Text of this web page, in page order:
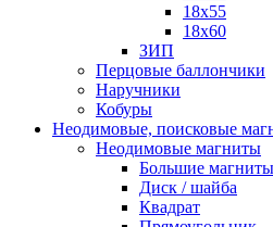
18х55
18х60
ЗИП
Перцовые баллончики
Наручники
Кобуры
Неодимовые, поисковые
Неодимовые магниты
Большие магниты
Диск / шайба
Квадрат